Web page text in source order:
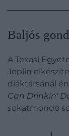
Baljós
A Texasi
Joplin
diáktársánál
Can Drinkin'
sokatmondó